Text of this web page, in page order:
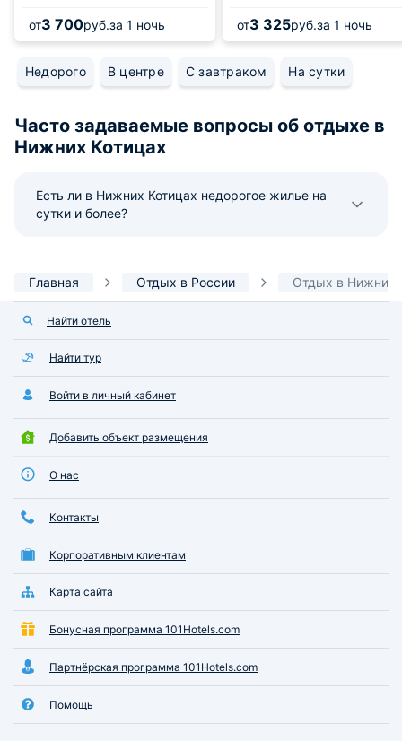
от3 700руб.за 1 ночь от3 325руб.за 1 ночь
Недорого В центре С завтраком На сутки
Часто задаваемые вопросы об отдыхе в
Нижних Котицах
Есть ли в Нижних Котицах недорогое жилье на
сутки и более?
Главная Отдых в России Отдых в Нижних
Найти отель
Найти тур
Войти в личный кабинет
Добавить объект размещения
О нас
Контакты
Корпоративным клиентам
Карта сайта
Бонусная программа 101Hotels.com
Партнёрская программа 101Hotels.com
Помощь